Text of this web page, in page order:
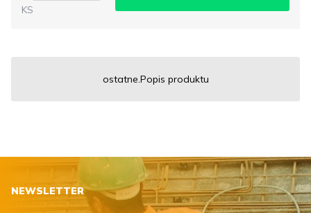
KS
ostatne.Popis produktu
NEWSLETTER